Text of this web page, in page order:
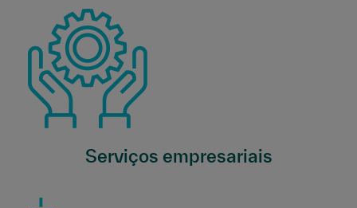
Serviços empresariais